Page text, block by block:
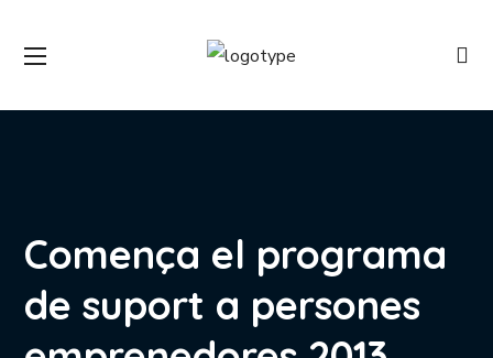
Comença el programa
de suport a persones